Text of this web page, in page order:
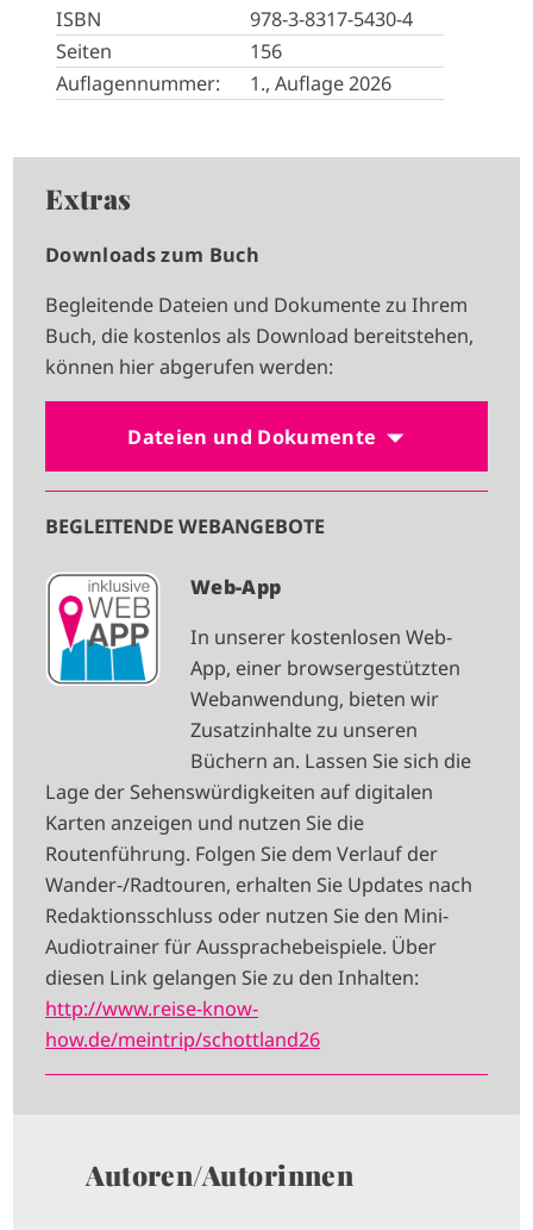
ISBN
978-3-8317-5430-4
Seiten
156
Auflagennummer:
1., Auflage 2026
Extras
Downloads zum Buch
Begleitende Dateien und Dokumente zu Ihrem
Buch, die kostenlos als Download bereitstehen,
können hier abgerufen werden:
Dateien und Dokumente
BEGLEITENDE WEBANGEBOTE
I
M
G
Web-App
In unserer kostenlosen Web-
App, einer browsergestützten
Webanwendung, bieten wir
Zusatzinhalte zu unseren
Büchern an. Lassen Sie sich die
Lage der Sehenswürdigkeiten auf digitalen
Karten anzeigen und nutzen Sie die
Routenführung. Folgen Sie dem Verlauf der
Wander-/Radtouren, erhalten Sie Updates nach
Redaktionsschluss oder nutzen Sie den Mini-
Audiotrainer für Aussprachebeispiele. Über
diesen Link gelangen Sie zu den Inhalten:
http://www.reise-know-
how.de/meintrip/schottland26
Autoren/Autorinnen